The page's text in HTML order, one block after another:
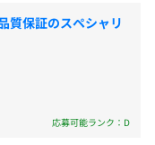
んだ道をモチ
うに、マネージ
には社内資格認
、社
も、じっくり
な配属を行って
質保証のスペシャリ
応募可能ランク：D